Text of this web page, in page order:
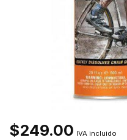
$249.00 IVA incluido